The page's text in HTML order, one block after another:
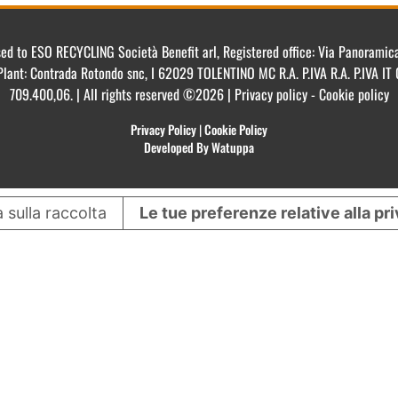
ESO RECYCLING Società Benefit arl, Registered office: Via
Contrada Rotondo snc, I 62029 TOLENTINO MC R.A. P.IVA R.A.
709.400,06. | All rights reserved ©2026 | Privacy policy - Cookie policy
Privacy Policy|Cookie Policy
Developed By Watuppa
sulla raccolta Le tue preferenze relative alla